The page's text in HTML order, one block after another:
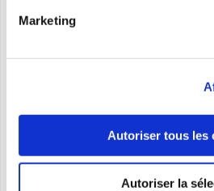
Marketing
Autoriser tous les
Autoriser la